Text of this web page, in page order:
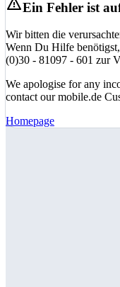
Ein Fehler ist
Wir bitten die
Wenn Du Hilfe
(0)30 - 81097 - 601 zur
We apologise for any
contact our mobile.de
Homepage